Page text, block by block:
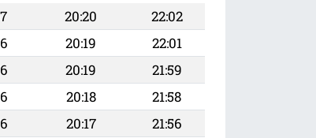
20:20
22:02
20:19
22:01
20:19
21:59
20:18
21:58
20:17
21:56